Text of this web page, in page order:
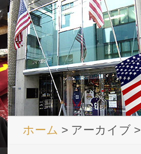
ホーム > アーカイブ >